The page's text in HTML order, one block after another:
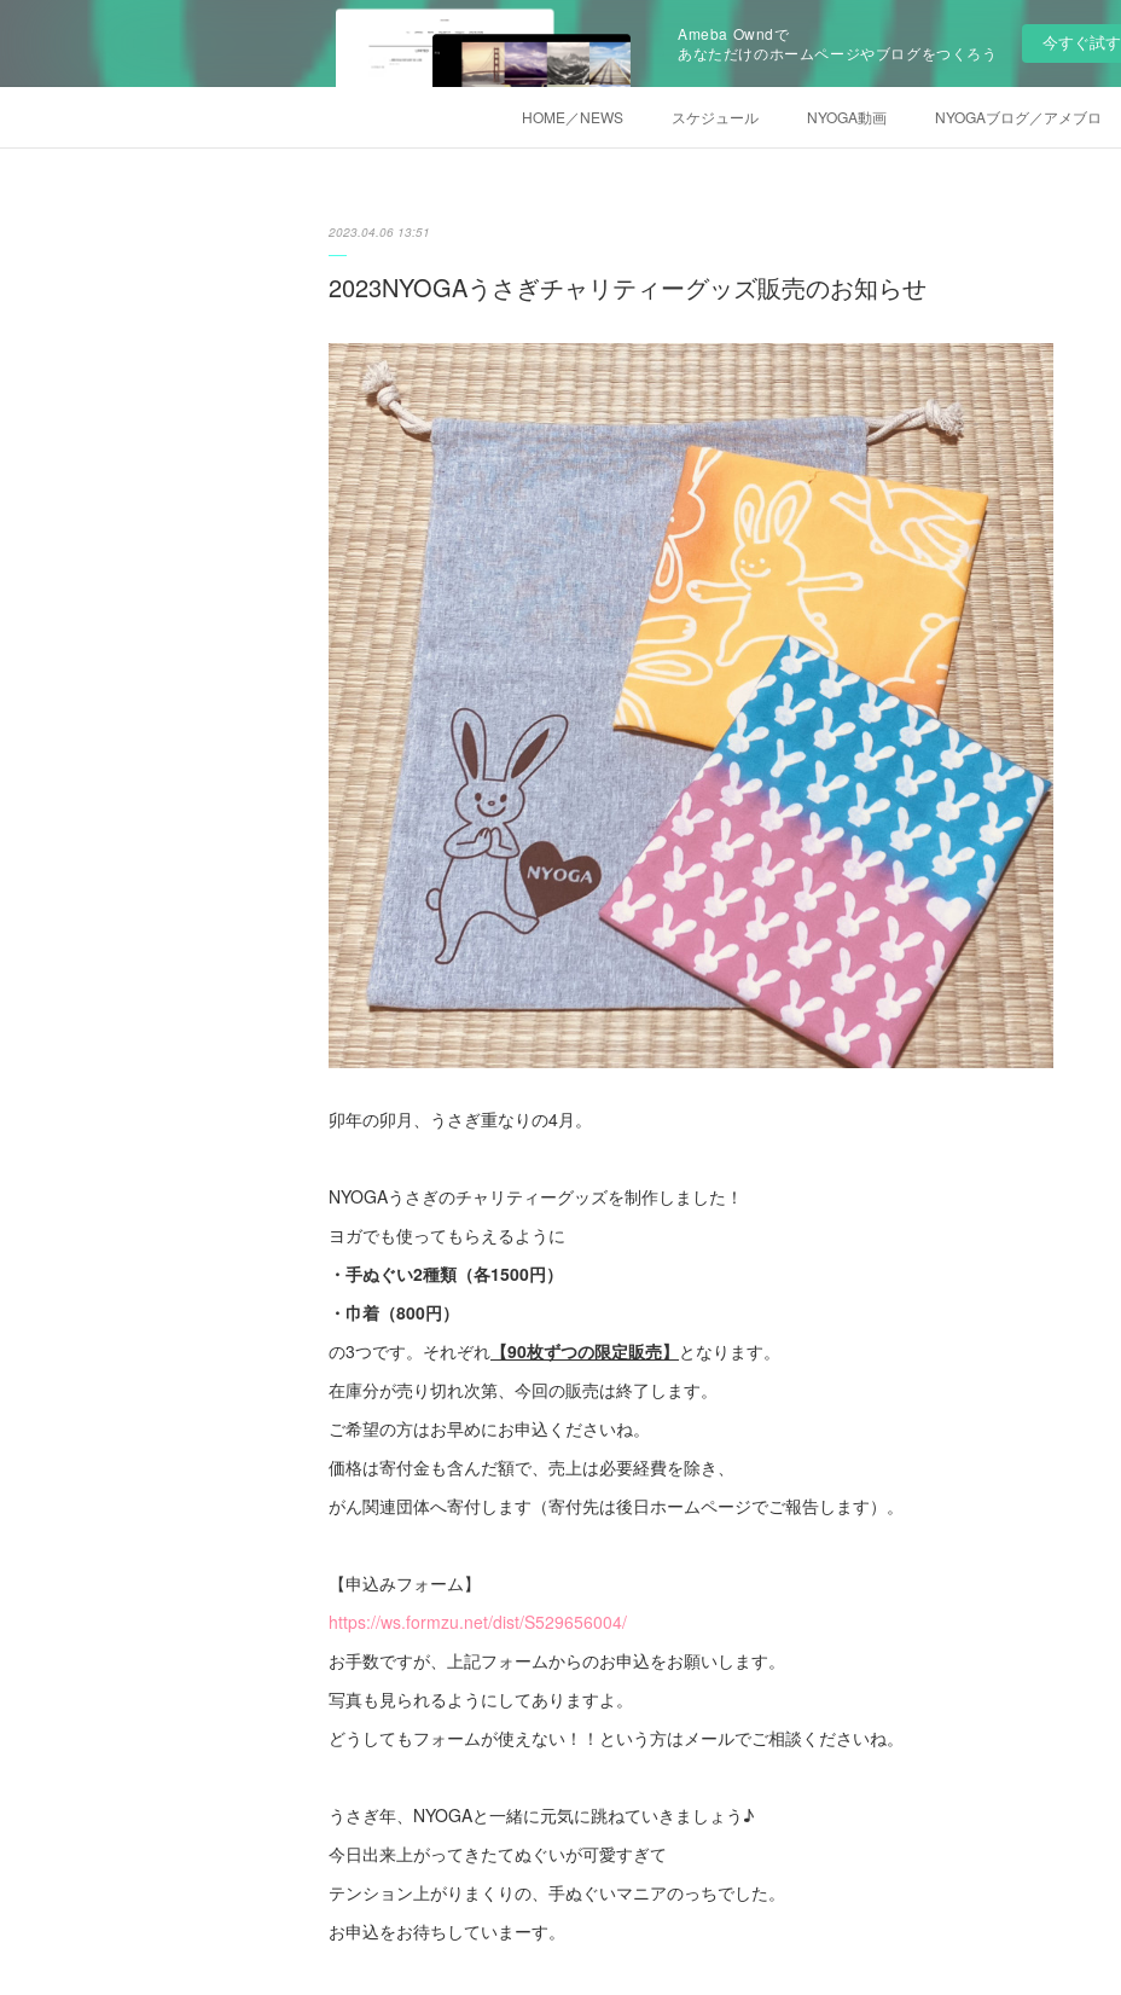
Ameba Owndで
あなただけのホームページやブログをつくろう
今すぐ試す
HOME／NEWS スケジュール NYOGA動画 NYOGAブログ／アメブロ
2023.04.06 13:51
2023NYOGAうさぎチャリティーグッズ販売のお知らせ
卯年の卯月、うさぎ重なりの4月。
NYOGAうさぎのチャリティーグッズを制作しました！
ヨガでも使ってもらえるように
・手ぬぐい2種類（各1500円）
・巾着（800円）
の3つです。それぞれ 【90枚ずつの限定販売】 となります。
在庫分が売り切れ次第、今回の販売は終了します。
ご希望の方はお早めにお申込くださいね。
価格は寄付金も含んだ額で、売上は必要経費を除き、
がん関連団体へ寄付します（寄付先は後日ホームページでご報告します）。
【申込みフォーム】
https://ws.formzu.net/dist/S529656004/
お手数ですが、上記フォームからのお申込をお願いします。
写真も見られるようにしてありますよ。
どうしてもフォームが使えない！！という方はメールでご相談くださいね。
うさぎ年、NYOGAと一緒に元気に跳ねていきましょう♪
今日出来上がってきたてぬぐいが可愛すぎて
テンション上がりまくりの、手ぬぐいマニアのっちでした。
お申込をお待ちしていまーす。